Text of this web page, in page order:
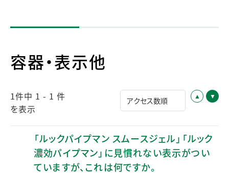
容器・表示他
1件中 1 - 1 件
を表示
「ルックパイプマン スムースジェル」「ルック
濃効パイプマン」に見慣れない表示がつい
ていますが、これは何ですか。